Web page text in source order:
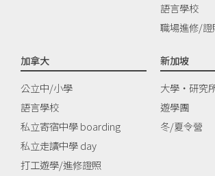
語言學校
職場進修/證
加拿大
公立中/小學
語言學校
私立寄宿中學 boarding
私立走讀中學 day
打工遊學/進修證照
新加坡
大學‧研究
遊學團
冬/夏令營